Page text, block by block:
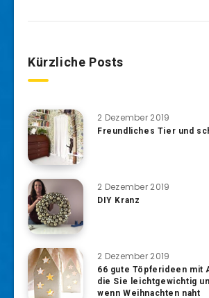
Kürzliche Posts
2 Dezember 2019
Freundliches Tier und
2 Dezember 2019
DIY Kranz
2 Dezember 2019
66 gute Töpferideen mit
die Sie leichtgewichtig
wenn Weihnachten naht